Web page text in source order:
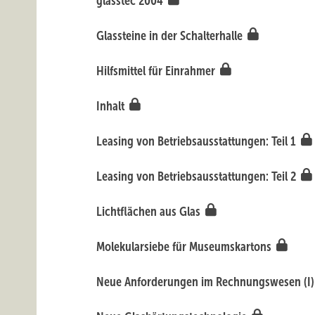
Glassteine in der Schalterhalle
Hilfsmittel für Einrahmer
Inhalt
Leasing von Betriebsausstattungen: Teil 1
Leasing von Betriebsausstattungen: Teil 2
Lichtflächen aus Glas
Molekularsiebe für Museumskartons
Neue Anforderungen im Rechnungswesen